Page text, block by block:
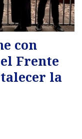
con
Frente
la